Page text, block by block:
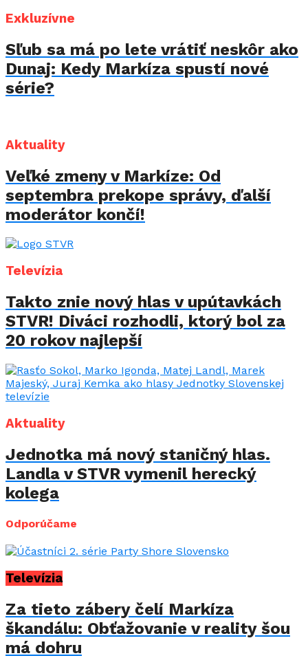
Exkluzívne
Sľub sa má po lete vrátiť neskôr ako
Dunaj: Kedy Markíza spustí nové
série?
Aktuality
Veľké zmeny v Markíze: Od
septembra prekope správy, ďalší
moderátor končí!
Televízia
Takto znie nový hlas v upútavkách
STVR! Diváci rozhodli, ktorý bol za
20 rokov najlepší
Aktuality
Jednotka má nový staničný hlas.
Landla v STVR vymenil herecký
kolega
Odporúčame
Televízia
Za tieto zábery čelí Markíza
škandálu: Obťažovanie v reality šou
má dohru